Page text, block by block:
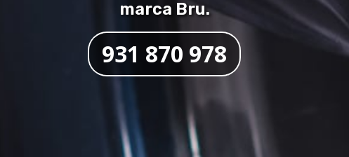
marca Bru.
931 870 978